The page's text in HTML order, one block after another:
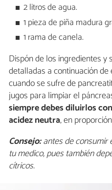
2 litros de agua.
1 pieza de piña madura
1 rama de canela.
Dispón de los ingredientes y
detalladas a continuación de
cuando se sufre de
jugos para limpiar el
siempre debes diluirlos
acidez neutra, en proporción
Consejo:antes de consumir
tu medico, pues también
cítricos.